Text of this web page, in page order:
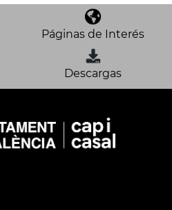
Páginas de Interés
Descargas